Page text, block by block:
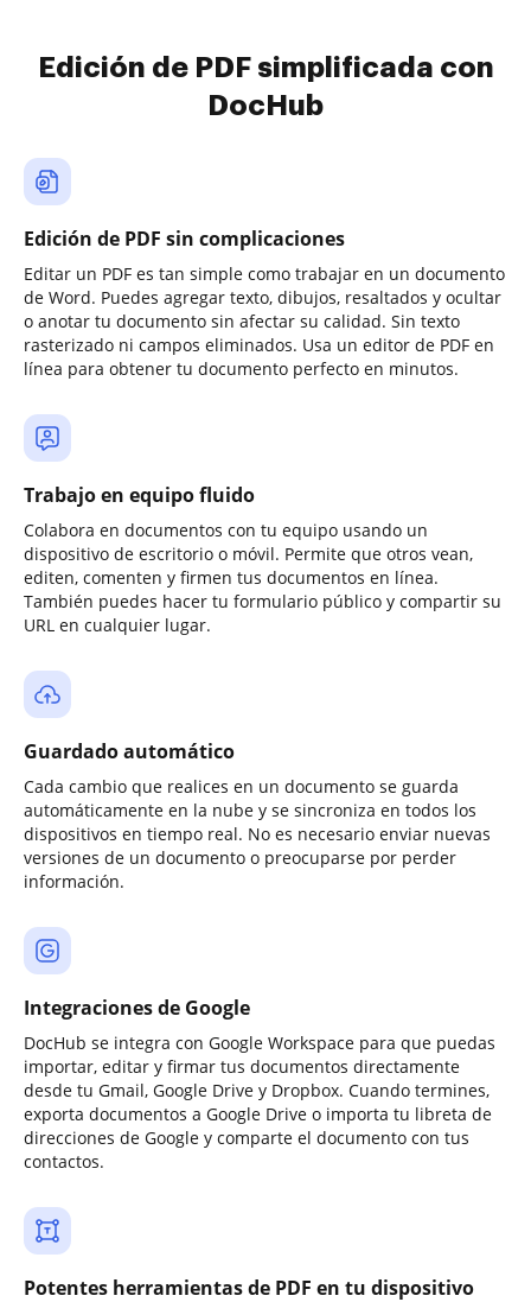
Edición de PDF simplificada con
DocHub
Edición de PDF sin complicaciones
Editar un PDF es tan simple como trabajar en un documento
de Word. Puedes agregar texto, dibujos, resaltados y ocultar
o anotar tu documento sin afectar su calidad. Sin texto
rasterizado ni campos eliminados. Usa un editor de PDF en
línea para obtener tu documento perfecto en minutos.
Trabajo en equipo fluido
Colabora en documentos con tu equipo usando un
dispositivo de escritorio o móvil. Permite que otros vean,
editen, comenten y firmen tus documentos en línea.
También puedes hacer tu formulario público y compartir su
URL en cualquier lugar.
Guardado automático
Cada cambio que realices en un documento se guarda
automáticamente en la nube y se sincroniza en todos los
dispositivos en tiempo real. No es necesario enviar nuevas
versiones de un documento o preocuparse por perder
información.
Integraciones de Google
DocHub se integra con Google Workspace para que puedas
importar, editar y firmar tus documentos directamente
desde tu Gmail, Google Drive y Dropbox. Cuando termines,
exporta documentos a Google Drive o importa tu libreta de
direcciones de Google y comparte el documento con tus
contactos.
Potentes herramientas de PDF en tu dispositivo